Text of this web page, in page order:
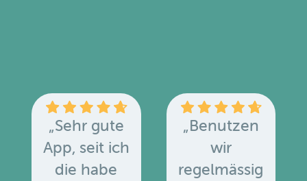
„Sehr gute
App, seit ich
die habe
„Benutzen
wir
regelmässig